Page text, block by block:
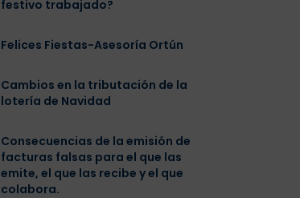
festivo trabajado?
Felices Fiestas-Asesoría Ortún
Cambios en la tributación de la
lotería de Navidad
Consecuencias de la emisión de
facturas falsas para el que las
emite, el que las recibe y el que
colabora.